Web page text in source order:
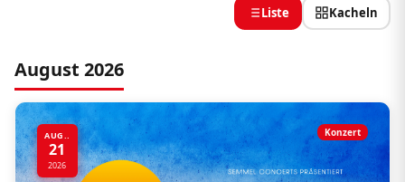
Liste Kacheln
August 2026
AUG..
21
2026
Konzert